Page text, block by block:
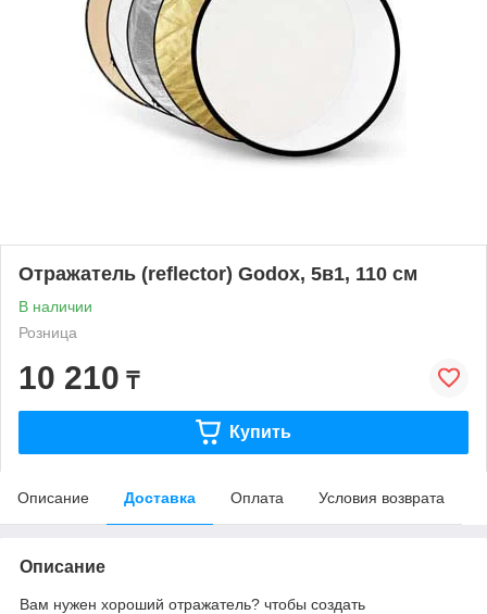
Отражатель (reflector) Godox, 5в1, 110 см
В наличии
Розница
10 210 ₸
Купить
Описание Доставка Оплата Условия возврата
Описание
Вам нужен хороший отражатель? чтобы создать